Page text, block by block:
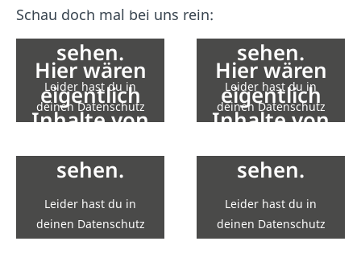
Schau doch mal bei uns rein:
YouTube zu
sehen.
Leider hast du in
deinen Datenschutz
Einstellungen die
erlaubt.
Zu den Einstellungen
YouTube zu
sehen.
Leider hast du in
deinen Datenschutz
Einstellungen die
erlaubt.
Zu den Einstellungen
Hier wären
eigentlich
Inhalte von
sehen.
Leider hast du in
deinen Datenschutz
Einstellungen die
Hier wären
eigentlich
Inhalte von
sehen.
Leider hast du in
deinen Datenschutz
Einstellungen die